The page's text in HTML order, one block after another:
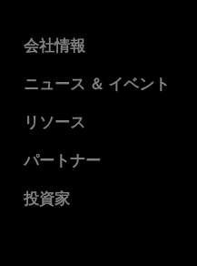
会社情報
AMD について
企業責任
キャリア
お問い合わせ
ニュース ＆ イベント
ニュースルーム
メディア ライブラリ
リソース
デベロッパー セントラル
ケース スタディ
パートナー
AMD パートナー ハブ
投資家